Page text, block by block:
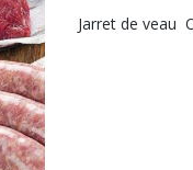
Jarret de veau